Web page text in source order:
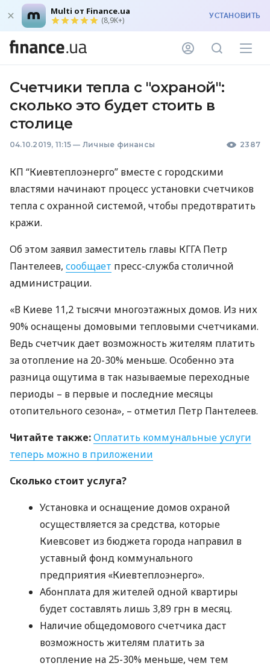
Multi от Finance.ua
(8,9K+) УСТАНОВИТЬ
Счетчики тепла с "охраной":
сколько это будет стоить в
столице
04.10.2019, 11:15 — Личные финансы 2387
КП “Киевтеплоэнерго” вместе с городскими
властями начинают процесс установки счетчиков
тепла с охранной системой, чтобы предотвратить
кражи.
Об этом заявил заместитель главы КГГА Петр
Пантелеев, сообщает пресс-служба столичной
администрации.
«В Киеве 11,2 тысячи многоэтажных домов. Из них
90% оснащены домовыми тепловыми счетчиками.
Ведь счетчик дает возможность жителям платить
за отопление на 20-30% меньше. Особенно эта
разница ощутима в так называемые переходные
периоды – в первые и последние месяцы
отопительного сезона», – отметил Петр Пантелеев.
Читайте также:Оплатить коммунальные услуги
теперь можно в приложении
Сколько стоит услуга?
Установка и оснащение домов охраной
осуществляется за средства, которые
Киевсовет из бюджета города направил в
уставный фонд коммунального
предприятия «Киевтеплоэнерго».
Абонплата для жителей одной квартиры
будет составлять лишь 3,89 грн в месяц.
Наличие общедомового счетчика даст
возможность жителям платить за
отопление на 25-30% меньше, чем тем